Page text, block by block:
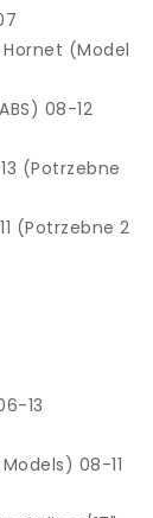
Hornet (Model
08-12
(Potrzebne
(Potrzebne 2
13
08-11